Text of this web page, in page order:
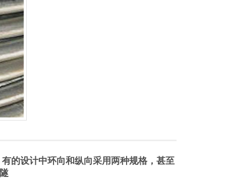
的设计中环向和纵向采用两种规格，甚至